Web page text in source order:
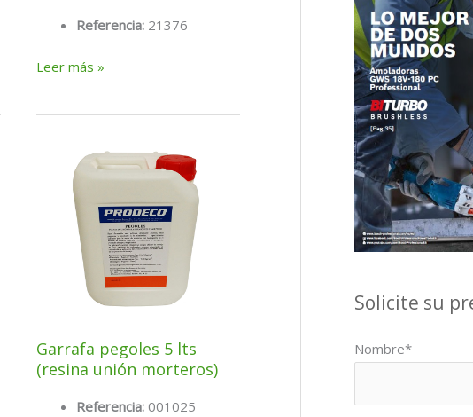
Referencia: 21376
Conjunto
Leer más »
Garrafa pegoles 5 lts
(resina unión morteros)
Referencia: 001025
Solicite su
Nombre*